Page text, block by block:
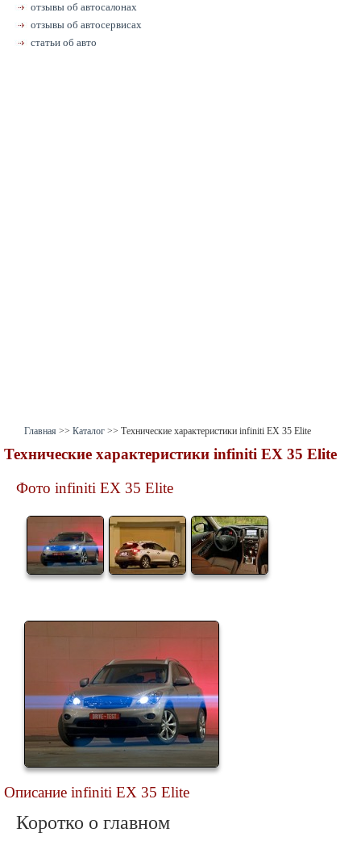
отзывы об автосалонах
отзывы об автосервисах
статьи об авто
Главная >> Каталог >> Технические характеристики infiniti EX 35 Elite
Технические характеристики infiniti EX 35 Elite
Фото infiniti EX 35 Elite
Описание infiniti EX 35 Elite
Коротко о главном